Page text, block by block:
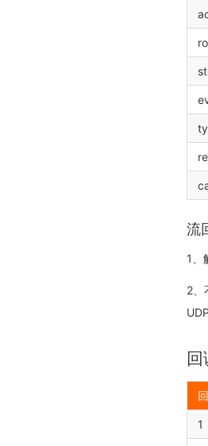
流
1、
2、
回
1